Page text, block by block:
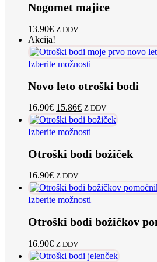
strani
ima
več
lahko
izberete
na
strani
izdelka
Nogomet majice
13.90€ Z DDV
Akcija!
Izberite možnosti
ima
različic.
Možnosti
lahko
izberete
na
strani
Novo leto otroški bodi
16.90€ Izvirna
cena
bila:
16.90€.
15.86€Trenutna
cena
je:
15.86€.
Z DDV
Izberite možnosti
ima
Možnosti
lahko
izberete
na
strani
Otroški bodi božiček
16.90€ Z DDV
Izberite možnosti
ima
Možnosti
Otroški bodi božičkov
16.90€ Z DDV